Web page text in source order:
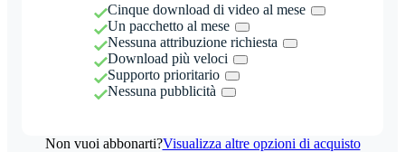
Cinque download di video al mese
Un pacchetto al mese
Nessuna attribuzione richiesta
Download più veloci
Supporto prioritario
Nessuna pubblicità
Non vuoi abbonarti?Visualizza altre opzioni di acquisto